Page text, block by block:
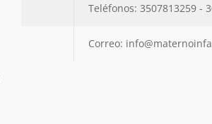
Teléfonos: 3507813259 -
Correo: